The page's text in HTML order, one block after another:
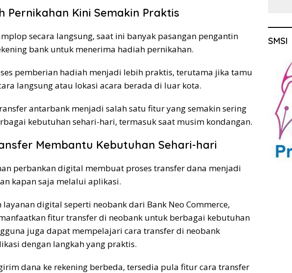
Pernikahan Kini Semakin Praktis
secara langsung, saat ini banyak pasangan pengantin
bank untuk menerima hadiah pernikahan.
pemberian hadiah menjadi lebih praktis, terutama jika tamu
langsung atau lokasi acara berada di luar kota.
antarbank menjadi salah satu fitur yang semakin sering
kebutuhan sehari-hari, termasuk saat musim kondangan.
Membantu Kebutuhan Sehari-hari
perbankan digital membuat proses transfer dana menjadi
kapan saja melalui aplikasi.
digital seperti neobank dari Bank Neo Commerce,
fitur transfer di neobank untuk berbagai kebutuhan
juga dapat mempelajari cara transfer di neobank
dengan langkah yang praktis.
dana ke rekening berbeda, tersedia pula fitur cara transfer
SMSI